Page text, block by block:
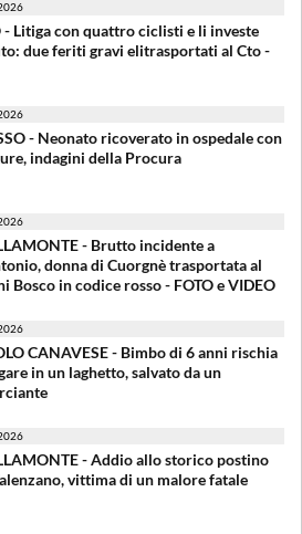
- Litiga con quattro ciclisti e li investe
due feriti gravi elitrasportati al Cto -
- Neonato ricoverato in ospedale con
indagini della Procura
- Brutto incidente a
donna di Cuorgnè trasportata al
Bosco in codice rosso - FOTO e VIDEO
CANAVESE - Bimbo di 6 anni rischia
in un laghetto, salvato da un
- Addio allo storico postino
vittima di un malore fatale